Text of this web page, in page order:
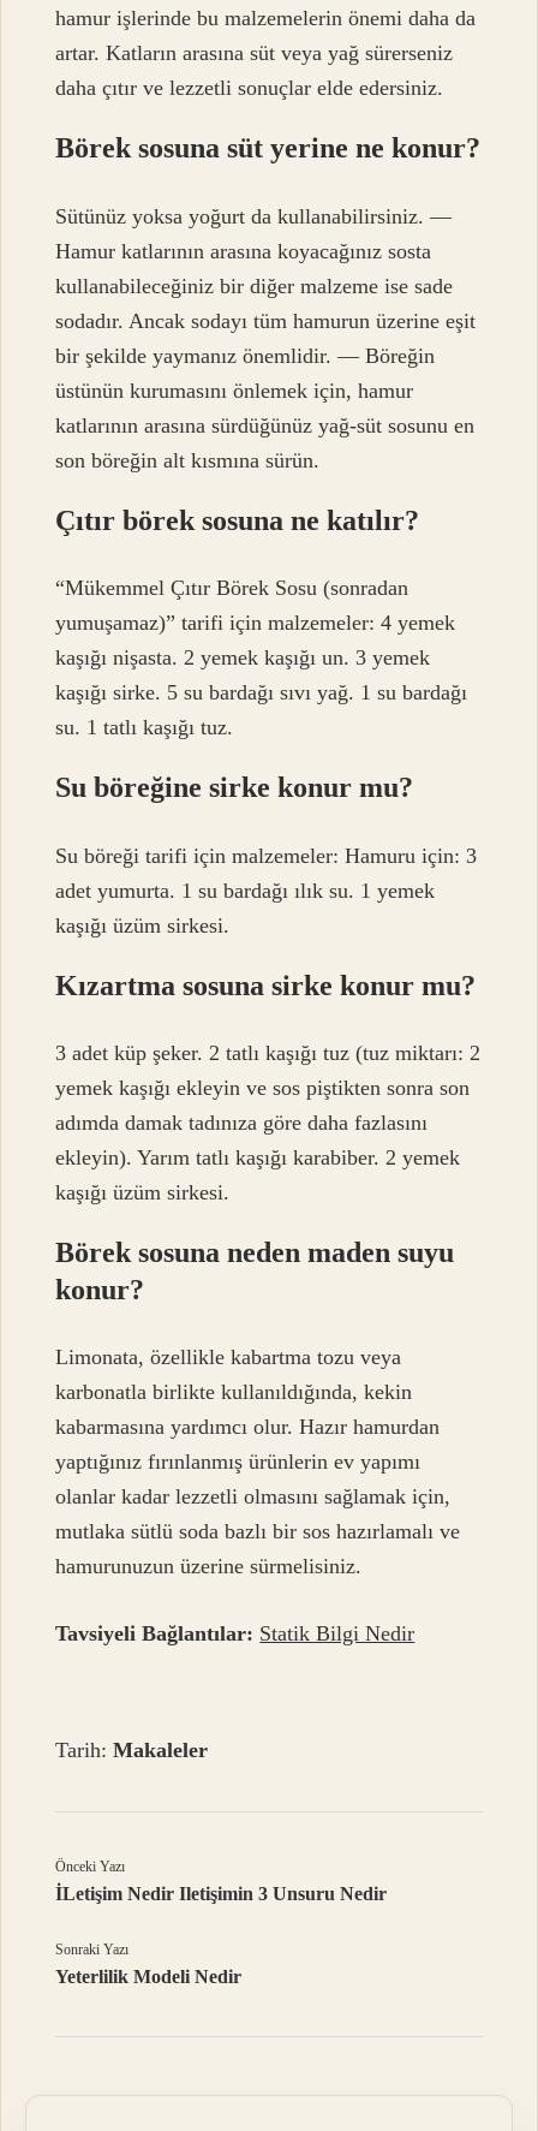
hamur işlerinde bu malzemelerin önemi daha da
artar. Katların arasına süt veya yağ sürerseniz
daha çıtır ve lezzetli sonuçlar elde edersiniz.
Börek sosuna süt yerine ne konur?
Sütünüz yoksa yoğurt da kullanabilirsiniz. —
Hamur katlarının arasına koyacağınız sosta
kullanabileceğiniz bir diğer malzeme ise sade
sodadır. Ancak sodayı tüm hamurun üzerine eşit
bir şekilde yaymanız önemlidir. — Böreğin
üstünün kurumasını önlemek için, hamur
katlarının arasına sürdüğünüz yağ-süt sosunu en
son böreğin alt kısmına sürün.
Çıtır börek sosuna ne katılır?
“Mükemmel Çıtır Börek Sosu (sonradan
yumuşamaz)” tarifi için malzemeler: 4 yemek
kaşığı nişasta. 2 yemek kaşığı un. 3 yemek
kaşığı sirke. 5 su bardağı sıvı yağ. 1 su bardağı
su. 1 tatlı kaşığı tuz.
Su böreğine sirke konur mu?
Su böreği tarifi için malzemeler: Hamuru için: 3
adet yumurta. 1 su bardağı ılık su. 1 yemek
kaşığı üzüm sirkesi.
Kızartma sosuna sirke konur mu?
3 adet küp şeker. 2 tatlı kaşığı tuz (tuz miktarı: 2
yemek kaşığı ekleyin ve sos piştikten sonra son
adımda damak tadınıza göre daha fazlasını
ekleyin). Yarım tatlı kaşığı karabiber. 2 yemek
kaşığı üzüm sirkesi.
Börek sosuna neden maden suyu
konur?
Limonata, özellikle kabartma tozu veya
karbonatla birlikte kullanıldığında, kekin
kabarmasına yardımcı olur. Hazır hamurdan
yaptığınız fırınlanmış ürünlerin ev yapımı
olanlar kadar lezzetli olmasını sağlamak için,
mutlaka sütlü soda bazlı bir sos hazırlamalı ve
hamurunuzun üzerine sürmelisiniz.
Tavsiyeli Bağlantılar: Statik Bilgi Nedir
Tarih:Makaleler
Önceki Yazı
İLetişim Nedir Iletişimin 3 Unsuru Nedir
Sonraki Yazı
Yeterlilik Modeli Nedir